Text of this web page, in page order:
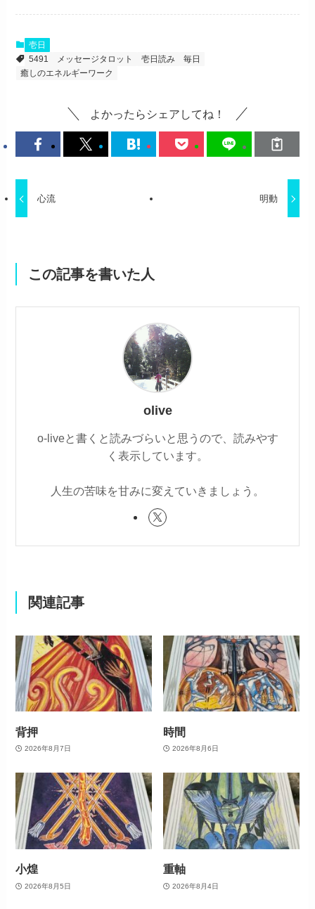
壱日
5491
メッセージタロット 壱日読み
毎日
癒しのエネルギーワーク
よかったらシェアしてね！
心流 明動
この記事を書いた人
olive
o-liveと書くと読みづらいと思うので、読みやす
く表示しています。
人生の苦味を甘みに変えていきましょう。
関連記事
背押
2026年8月7日
時間
2026年8月6日
小煌
2026年8月5日
重軸
2026年8月4日